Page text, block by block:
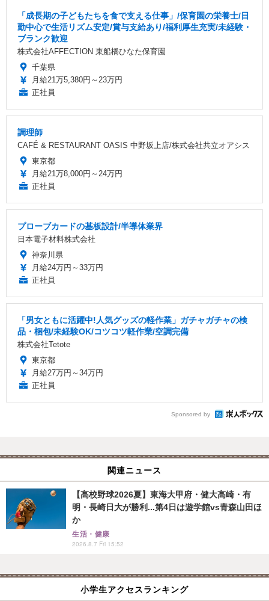
「成長期の子どもたちを食で支える仕事」/保育園の栄養士/日
勤中心で生活リズム安定/賞与支給あり/福利厚生充実/未経験・
ブランク歓迎
株式会社AFFECTION 東船橋ひなた保育園
千葉県
月給21万5,380円～23万円
正社員
調理師
CAFÉ & RESTAURANT OASIS 中野坂上店/株式会社共立オアシス
東京都
月給21万8,000円～24万円
正社員
プローブカードの基板設計/半導体業界
日本電子材料株式会社
神奈川県
月給24万円～33万円
正社員
「男女ともに活躍中!人気グッズの軽作業」ガチャガチャの検
品・梱包/未経験OK/コツコツ軽作業/空調完備
株式会社Tetote
東京都
月給27万円～34万円
正社員
Sponsored by
関連ニュース
【高校野球2026夏】東海大甲府・健大高崎・有
明・長崎日大が勝利...第4日は遊学館vs青森山田ほ
か
生活・健康
2026.8.7 Fri 15:52
小学生アクセスランキング